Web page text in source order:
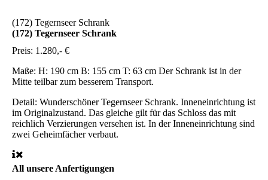
(172) Tegernseer Schrank
(172) Tegernseer Schrank
Preis: 1.280,- €
Maße: H: 190 cm B: 155 cm T: 63 cm Der Schrank ist in der
Mitte teilbar zum besserem Transport.
Detail: Wunderschöner Tegernseer Schrank. Inneneinrichtung ist
im Originalzustand. Das gleiche gilt für das Schloss das mit
reichlich Verzierungen versehen ist. In der Inneneinrichtung sind
zwei Geheimfächer verbaut.
All unsere Anfertigungen